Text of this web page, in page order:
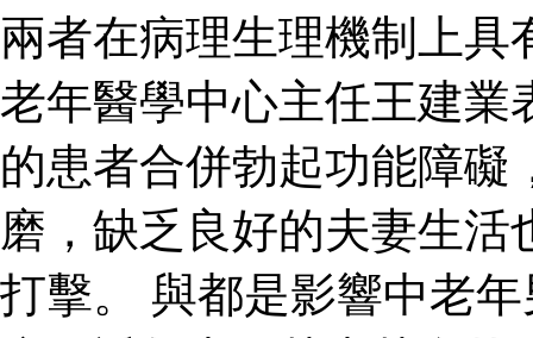
兩者在病理生理機制上
老年醫學中心主任王建業
的患者合併勃起功能障
磨，缺乏良好的夫妻生
打擊。 與都是影響中老